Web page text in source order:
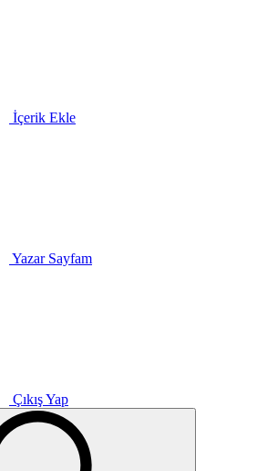
İçerik Ekle
Yazar Sayfam
Çıkış Yap